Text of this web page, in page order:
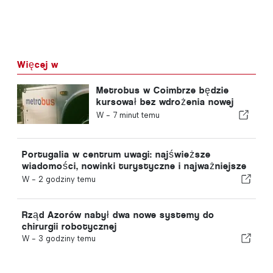
Więcej w
Metrobus w Coimbrze będzie
kursował bez wdrożenia nowej
funkcji
W - 7 minut temu
Portugalia w centrum uwagi: najświeższe
wiadomości, nowinki turystyczne i najważniejsze
tematy z pierwszych stron gazet
W - 2 godziny temu
Rząd Azorów nabył dwa nowe systemy do
chirurgii robotycznej
W - 3 godziny temu